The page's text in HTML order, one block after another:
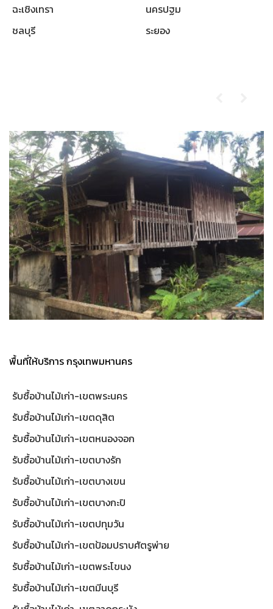
ฉะเชิงเทรา
นครปฐม
ชลบุรี
ระยอง
รับซื้อบ้านไม้เก่า-ตราด
พื้นที่ให้บริการ กรุงเทพมหานคร
รับซื้อบ้านไม้เก่า-เขตพระนคร
รับซื้อบ้านไม้เก่า-เขตดุสิต
รับซื้อบ้านไม้เก่า-เขตหนองจอก
รับซื้อบ้านไม้เก่า-เขตบางรัก
รับซื้อบ้านไม้เก่า-เขตบางเขน
รับซื้อบ้านไม้เก่า-เขตบางกะปิ
รับซื้อบ้านไม้เก่า-เขตปทุมวัน
รับซื้อบ้านไม้เก่า-เขตป้อมปราบศัตรูพ่าย
รับซื้อบ้านไม้เก่า-เขตพระโขนง
รับซื้อบ้านไม้เก่า-เขตมีนบุรี